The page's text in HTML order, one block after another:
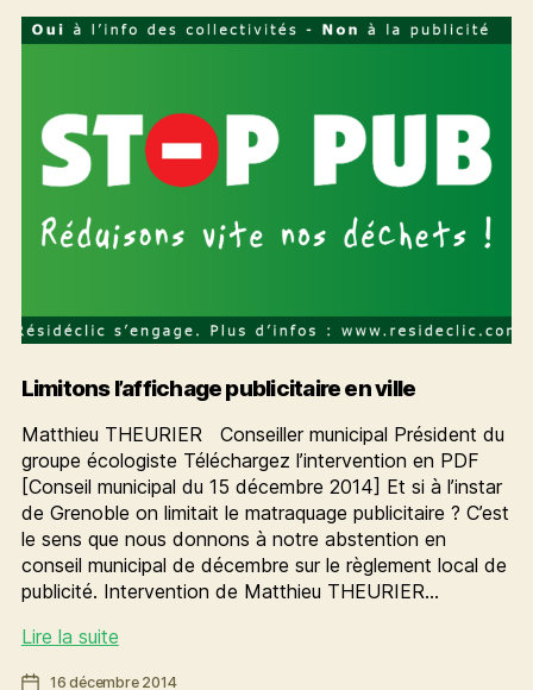
Limitons l’affichage publicitaire en ville
Matthieu THEURIER Conseiller municipal Président du
groupe écologiste Téléchargez l’intervention en PDF
[Conseil municipal du 15 décembre 2014] Et si à l’instar
de Grenoble on limitait le matraquage publicitaire ? C’est
le sens que nous donnons à notre abstention en
conseil municipal de décembre sur le règlement local de
publicité. Intervention de Matthieu THEURIER…
Lire la suiteLimitons
Date16 décembre 2014